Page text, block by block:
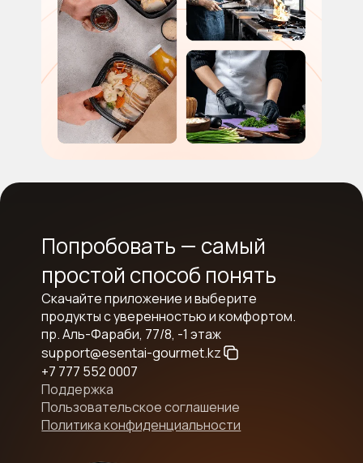
Попробовать — самый
простой способ понять
Скачайте приложение и выберите
продукты с уверенностью и комфортом.
пр. Аль-Фараби, 77/8, -1 этаж
support@esentai-gourmet.kz
+7 777 552 0007
Поддержка
Пользовательское соглашение
Политика конфиденциальности